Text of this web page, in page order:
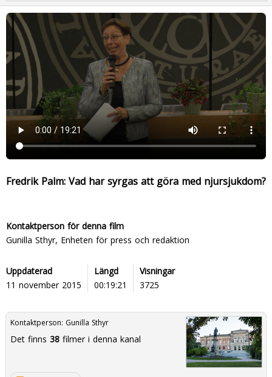
Fredrik Palm: Vad har syrgas att göra med njursjukdom?
Kontaktperson för denna film
Gunilla Sthyr, Enheten för press och redaktion
Uppdaterad
11 november 2015
Längd
00:19:21
Visningar
3725
Kontaktperson: Gunilla Sthyr
Det finns 38filmer i denna kanal